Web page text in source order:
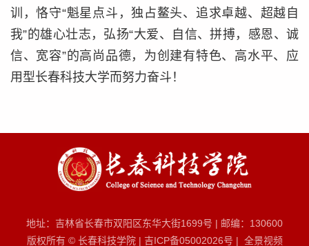
训，恪守“魁星点斗，独占鳌头、追求卓越、超越自
我”的雄心壮志，弘扬“大爱、自信、拼搏，感恩、诚
信、宽容”的高尚品德，为创建有特色、高水平、应
用型长春科技大学而努力奋斗！
地址：吉林省长春市双阳区东华大街1699号 | 邮编：130600
版权所有 © 长春科技学院 | 吉ICP备05002026号 | 全景视频